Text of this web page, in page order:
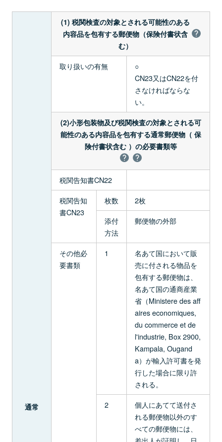
通常
(1) 税関検査の対象とされる可能性のある
内容品を包有する郵便物（保険付書状含
む）
取り扱いの有無
○
CN23又はCN22を付
さなければならな
い。
(2)小形包装物及び税関検査の対象とされる可
能性のある内容品を包有する通常郵便物（ 保
険付書状含む ）の必要書類等
税関告知書CN22
税関告知
書CN23
枚数
2枚
添付
方法
郵便物の外部
その他必
要書類
1
名あて国において販
売に付される物品を
包有する郵便物は、
名あて国の通商産業
省（Ministere des aff
aires economiques,
du commerce et de
l'industrie, Box 2900,
Kampala, Ougand
a）が輸入許可書を発
行した場合に限り許
される。
2
個人にあてて送付さ
れる郵便物以外のす
べての郵便物には、